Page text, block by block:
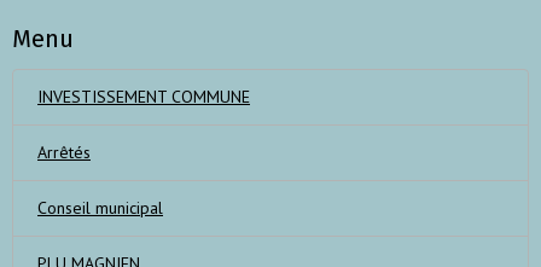
Menu
INVESTISSEMENT COMMUNE
Arrêtés
Conseil municipal